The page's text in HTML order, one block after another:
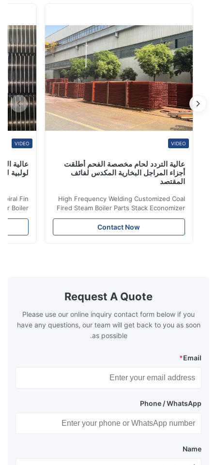
لأغراض أخرى أيضًا.سخان مياهمحطة توليد الكهرباء والتدفئة
تبريدوالتهوية وتكييف ...
عالية التردد لحام مخصصة الفحم أطلقت
أجزاء المراجل البخارية المكدس لفائف
المقتصد
High Frequency Welding Customized Coal
Fired Steam Boiler Parts Stack Economizer
Coil Boiler economizer Boiler Economizer is
the energy improving device that helps to
reduce the cost of operation by saving the
boilers is generally in the temperature
range of 200°C – 250°C, so there
Contact Now
عالية
لولبية لنقل
Spiral Fin
Boiler
is the
saving the
Request A Quote
Please use our online inquiry contact form below if you
have any questions, our team will get back to you as soon
as possible.
Email
*
Phone / WhatsApp
Name